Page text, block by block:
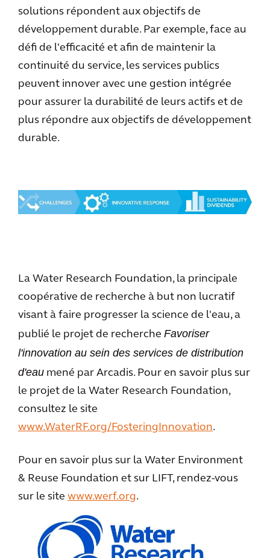
solutions répondent aux objectifs de
développement durable. Par exemple, face au
défi de l'efficacité et afin de maintenir la
continuité du service, les services publics
peuvent innover avec une gestion intégrée
pour assurer la durabilité de leurs actifs et de
plus répondre aux objectifs de développement
durable.
La Water Research Foundation, la principale
coopérative de recherche à but non lucratif
visant à faire progresser la science de l'eau, a
publié le projet de recherche Favoriser
l'innovation au sein des services de distribution
d'eau mené par Arcadis. Pour en savoir plus sur
le projet de la Water Research Foundation,
consultez le site
www.WaterRF.org/FosteringInnovation.
Pour en savoir plus sur la Water Environment
& Reuse Foundation et sur LIFT, rendez-vous
sur le site www.werf.org.